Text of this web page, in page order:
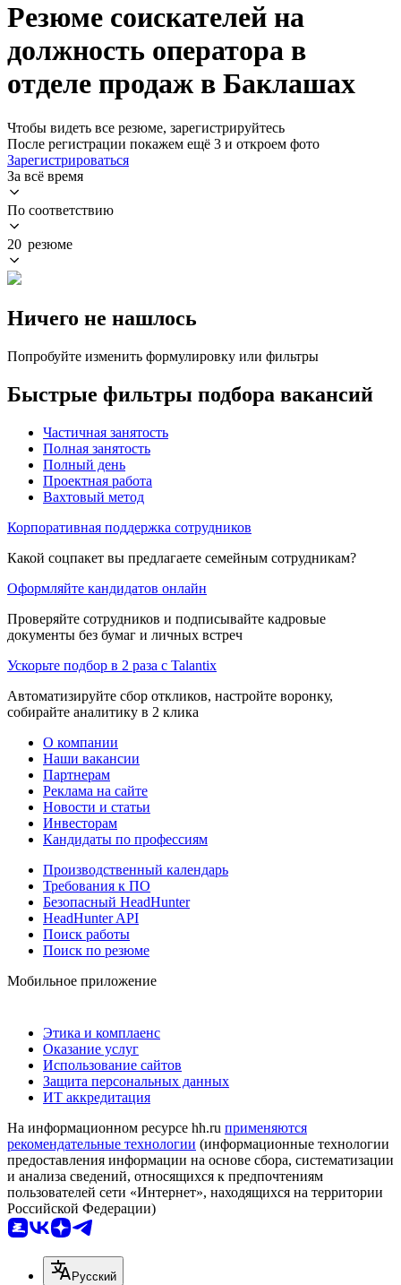
Резюме соискателей на
должность оператора в
отделе продаж в Баклашах
Чтобы видеть все резюме, зарегистрируйтесь
После регистрации покажем ещё 3 и откроем фото
Зарегистрироваться
За всё время
По соответствию
20 резюме
Ничего не нашлось
Попробуйте изменить формулировку или фильтры
Быстрые фильтры подбора вакансий
Частичная занятость
Полная занятость
Полный день
Проектная работа
Вахтовый метод
Корпоративная поддержка сотрудников
Какой соцпакет вы предлагаете семейным сотрудникам?
Оформляйте кандидатов онлайн
Проверяйте сотрудников и подписывайте кадровые
документы без бумаг и личных встреч
Ускорьте подбор в 2 раза с Talantix
Автоматизируйте сбор откликов, настройте воронку,
собирайте аналитику в 2 клика
О компании
Наши вакансии
Партнерам
Реклама на сайте
Новости и статьи
Инвесторам
Кандидаты по профессиям
Производственный календарь
Требования к ПО
Безопасный HeadHunter
HeadHunter API
Поиск работы
Поиск по резюме
Мобильное приложение
Этика и комплаенс
Оказание услуг
Использование сайтов
Защита персональных данных
ИТ аккредитация
На информационном ресурсе hh.ru применяются
рекомендательные технологии (информационные технологии
предоставления информации на основе сбора, систематизации
и анализа сведений, относящихся к предпочтениям
пользователей сети «Интернет», находящихся на территории
Российской Федерации)
Русский